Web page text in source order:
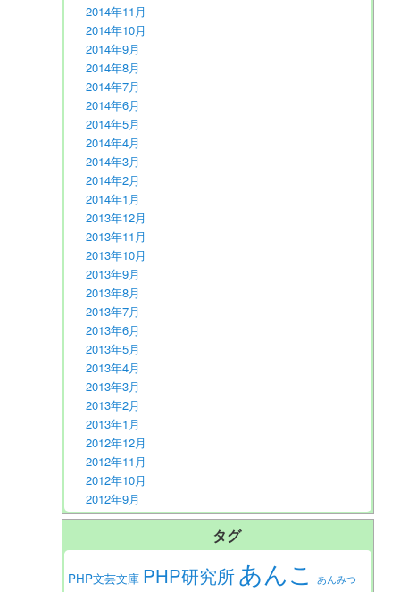
2014年11月
2014年10月
2014年9月
2014年8月
2014年7月
2014年6月
2014年5月
2014年4月
2014年3月
2014年2月
2014年1月
2013年12月
2013年11月
2013年10月
2013年9月
2013年8月
2013年7月
2013年6月
2013年5月
2013年4月
2013年3月
2013年2月
2013年1月
2012年12月
2012年11月
2012年10月
2012年9月
タグ
PHP文芸文庫 PHP研究所あんこ あんみつ